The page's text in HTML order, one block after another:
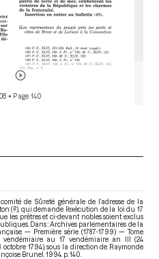
• Page 140
de Sûreté générale de l’adresse de la
(?), qui demande l’exécution de la loi du 17
les prêtres et ci-devant nobles soient exclus
Dans : Archives parlementaires de la
— Première série (1787-1799) — Tome
au 17 vendémiaire an III (24
octobre 1794), sous la direction de Raymonde
Brunel. 1994. p. 140.